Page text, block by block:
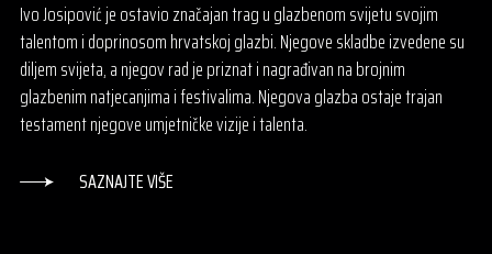
Ivo Josipović je ostavio značajan trag u glazbenom svijetu svojim
talentom i doprinosom hrvatskoj glazbi. Njegove skladbe izvedene su
diljem svijeta, a njegov rad je priznat i nagrađivan na brojnim
glazbenim natjecanjima i festivalima. Njegova glazba ostaje trajan
testament njegove umjetničke vizije i talenta.
SAZNAJTE VIŠE